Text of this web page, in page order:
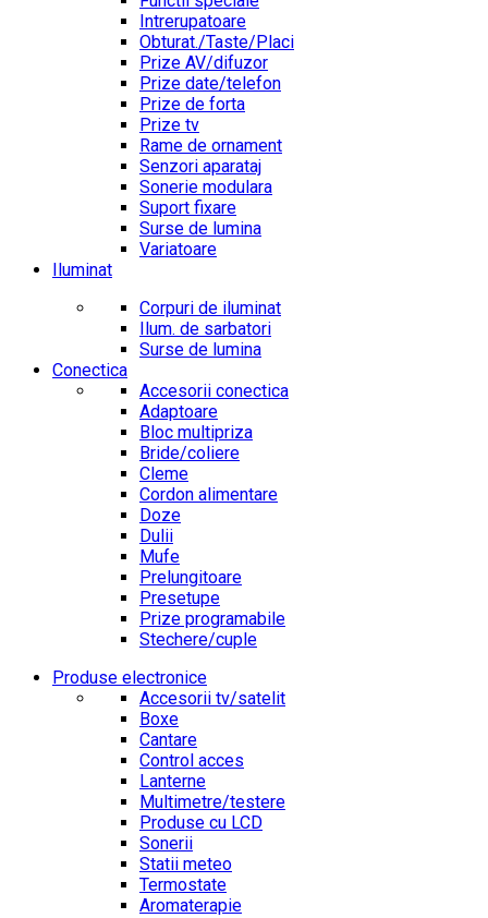
Intrerupatoare
Obturat./Taste/Placi
Prize AV/difuzor
Prize date/telefon
Prize de forta
Prize tv
Rame de ornament
Senzori aparataj
Sonerie modulara
Suport fixare
Surse de lumina
Variatoare
Iluminat
Corpuri de iluminat
Ilum. de sarbatori
Surse de lumina
Conectica
Accesorii conectica
Adaptoare
Bloc multipriza
Bride/coliere
Cleme
Cordon alimentare
Doze
Dulii
Mufe
Prelungitoare
Presetupe
Prize programabile
Stechere/cuple
Produse electronice
Accesorii tv/satelit
Boxe
Cantare
Control acces
Lanterne
Multimetre/testere
Produse cu LCD
Sonerii
Statii meteo
Termostate
Aromaterapie